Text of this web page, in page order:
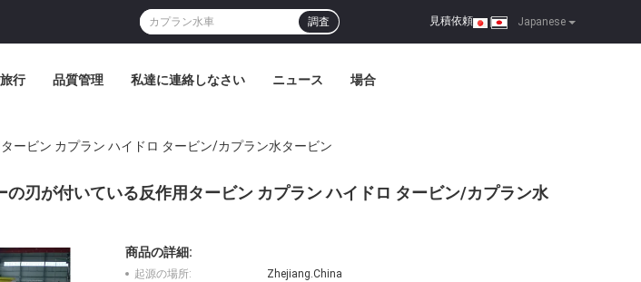
Japanese
見積依頼 |
調査
行 品質管理 私達に連絡しなさい ニュース 場合
ービン カプラン ハイドロ タービン/カプラン水タービン
の刃が付いている反作用タービン カプラン ハイドロ タービン/カプラン水
商品の詳細:
起源の場所:
Zhejiang.China